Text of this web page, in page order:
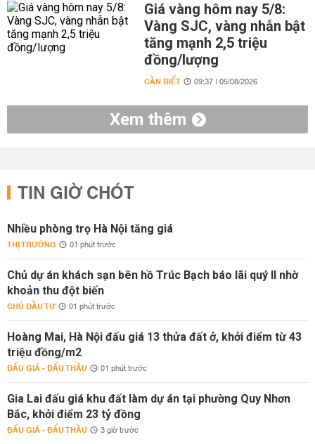
Giá vàng hôm nay 5/8:
Vàng SJC, vàng nhẫn bật
tăng mạnh 2,5 triệu
đồng/lượng
CẦN BIẾT 09:37 | 05/08/2026
Xem thêm
TIN GIỜ CHÓT
Nhiều phòng trọ Hà Nội tăng giá
THỊ TRƯỜNG 01 phút trước
Chủ dự án khách sạn bên hồ Trúc Bạch báo lãi quý II nhờ
khoản thu đột biến
CHỦ ĐẦU TƯ 01 phút trước
Hoàng Mai, Hà Nội đấu giá 13 thửa đất ở, khởi điểm từ 43
triệu đồng/m2
ĐẤU GIÁ - ĐẤU THẦU 01 phút trước
Gia Lai đấu giá khu đất làm dự án tại phường Quy Nhơn
Bắc, khởi điểm 23 tỷ đồng
ĐẤU GIÁ - ĐẤU THẦU 3 giờ trước